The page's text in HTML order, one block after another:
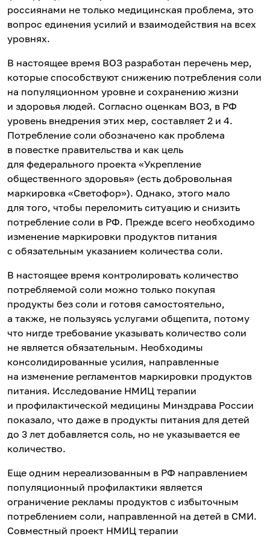
россиянами не только медицинская проблема, это
вопрос единения усилий и взаимодействия на всех
уровнях.
В настоящее время ВОЗ разработан перечень мер,
которые способствуют снижению потребления соли
на популяционном уровне и сохранению жизни
и здоровья людей. Согласно оценкам ВОЗ, в РФ
уровень внедрения этих мер, составляет 2 и 4.
Потребление соли обозначено как проблема
в повестке правительства и как цель
для федерального проекта «Укрепление
общественного здоровья» (есть добровольная
маркировка «Светофор»). Однако, этого мало
для того, чтобы переломить ситуацию и снизить
потребление соли в РФ. Прежде всего необходимо
изменение маркировки продуктов питания
с обязательным указанием количества соли.
В настоящее время контролировать количество
потребляемой соли можно только покупая
продукты без соли и готовя самостоятельно,
а также, не пользуясь услугами общепита, потому
что нигде требование указывать количество соли
не является обязательным. Необходимы
консолидированные усилия, направленные
на изменение регламентов маркировки продуктов
питания. Исследование НМИЦ терапии
и профилактической медицины Минздрава России
показало, что даже в продукты питания для детей
до 3 лет добавляется соль, но не указывается ее
количество.
Еще одним нереализованным в РФ направлением
популяционный профилактики является
ограничение рекламы продуктов с избыточным
потреблением соли, направленной на детей в СМИ.
Совместный проект НМИЦ терапии